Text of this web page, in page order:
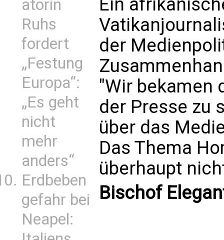
atorin
Ruhs
fordert
„Festung
Europa“:
„Es geht
nicht
mehr
anders“
Erdbeben
gefahr bei
Neapel:
der
"Wir bekamen
der Presse zu
über das
Das Thema
überhaupt
Bischof